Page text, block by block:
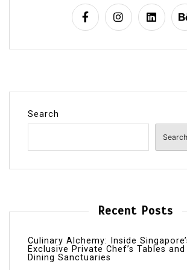
Search
Search
Recent Posts
Culinary Alchemy: Inside
Exclusive Private Chef’s Tables
Dining Sanctuaries